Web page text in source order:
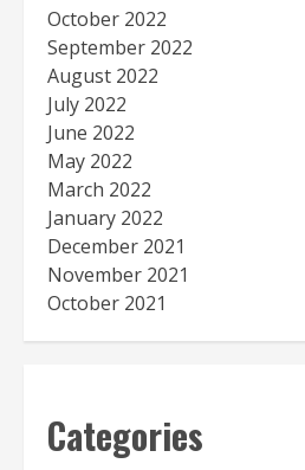
October 2022
September 2022
August 2022
July 2022
June 2022
May 2022
March 2022
January 2022
December 2021
November 2021
October 2021
Categories